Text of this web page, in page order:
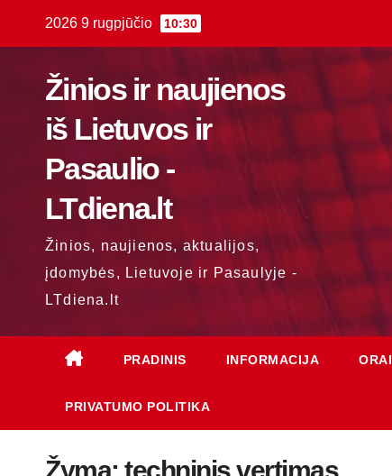
2026 9 rugpjūčio 10:30
Žinios ir naujienos
iš Lietuvos ir
Pasaulio -
LTdiena.lt
Žinios, naujienos, aktualijos,
įdomybės, Lietuvoje ir Pasaulyje -
LTdiena.lt
PRADINIS INFORMACIJA ORAI
PRIVATUMO POLITIKA